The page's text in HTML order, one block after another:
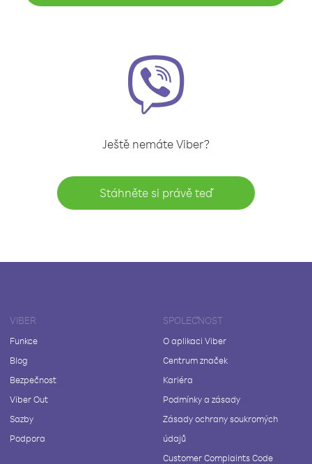
Ještě nemáte Viber?
Stáhněte si právě teď
VIBER
Funkce
Blog
Bezpečnost
Viber Out
Sazby
Podpora
SPOLEČNOST
O aplikaci Viber
Centrum značek
Kariéra
Podmínky a zásady
Zásady ochrany soukromých
údajů
Customer Complaints Code